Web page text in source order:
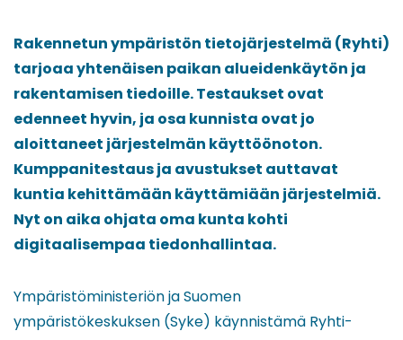
Rakennetun ympäristön tietojärjestelmä (Ryhti)
tarjoaa yhtenäisen paikan alueidenkäytön ja
rakentamisen tiedoille. Testaukset ovat
edenneet hyvin, ja osa kunnista ovat jo
aloittaneet järjestelmän käyttöönoton.
Kumppanitestaus ja avustukset auttavat
kuntia kehittämään käyttämiään järjestelmiä.
Nyt on aika ohjata oma kunta kohti
digitaalisempaa tiedonhallintaa.
Ympäristöministeriön ja Suomen
ympäristökeskuksen (Syke) käynnistämä Ryhti-